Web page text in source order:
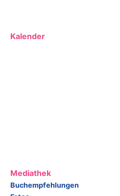
Kalender
Mediathek
Buchempfehlungen